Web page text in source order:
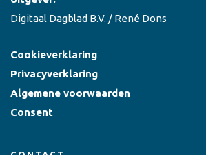
Digitaal Dagblad B.V. / René Dons
Cookieverklaring
Privacyverklaring
Algemene voorwaarden
Consent